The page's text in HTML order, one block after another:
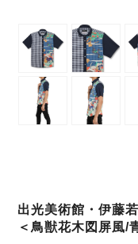
出光美術館・伊藤
＜鳥獣花木図屏風/